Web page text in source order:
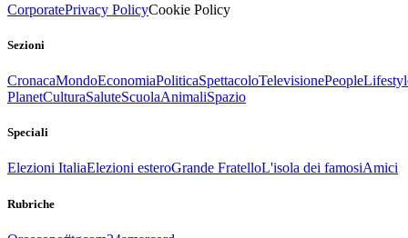
CorporatePrivacy PolicyCookie Policy
Sezioni
CronacaMondoEconomiaPoliticaSpettacoloTelevisionePeople
PlanetCulturaSaluteScuolaAnimaliSpazio
Speciali
Elezioni ItaliaElezioni esteroGrande FratelloL'isola dei famosiAmici
Rubriche